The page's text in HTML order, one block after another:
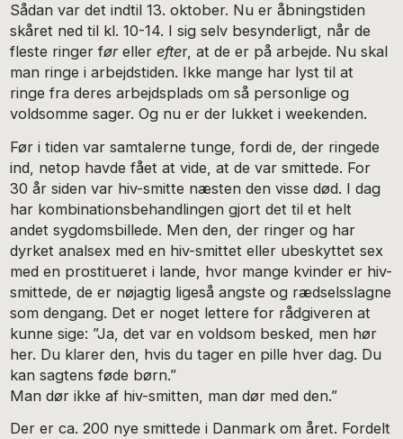
Sådan var det indtil 13. oktober. Nu er åbningstiden
skåret ned til kl. 10-14. I sig selv besynderligt, når de
fleste ringer førellerefter, at de er på arbejde. Nu skal
man ringe i arbejdstiden. Ikke mange har lyst til at
ringe fra deres arbejdsplads om så personlige og
voldsomme sager. Og nu er der lukket i weekenden.
Før i tiden var samtalerne tunge, fordi de, der ringede
ind, netop havde fået at vide, at de var smittede. For
30 år siden var hiv-smitte næsten den visse død. I dag
har kombinationsbehandlingen gjort det til et helt
andet sygdomsbillede. Men den, der ringer og har
dyrket analsex med en hiv-smittet eller ubeskyttet sex
med en prostitueret i lande, hvor mange kvinder er hiv-
smittede, de er nøjagtig ligeså angste og rædselsslagne
som dengang. Det er noget lettere for rådgiveren at
kunne sige: ”Ja, det var en voldsom besked, men hør
her. Du klarer den, hvis du tager en pille hver dag. Du
kan sagtens føde børn.”
Man dør ikke af hiv-smitten, man dør med den.”
Der er ca. 200 nye smittede i Danmark om året. Fordelt